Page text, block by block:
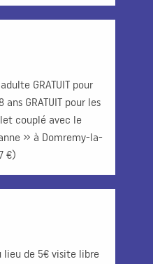
GRATUIT pour
GRATUIT pour les
couplé avec le
» à Domremy-la-
€)
lieu de 5€ visite libre